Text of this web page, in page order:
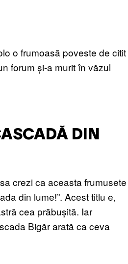
o frumoasă poveste de citit
forum și-a murit în văzul
DIN
crezi ca aceasta frumusete
din lume!”. Acest titlu e,
cea prăbușită. Iar
Bigăr arată ca ceva